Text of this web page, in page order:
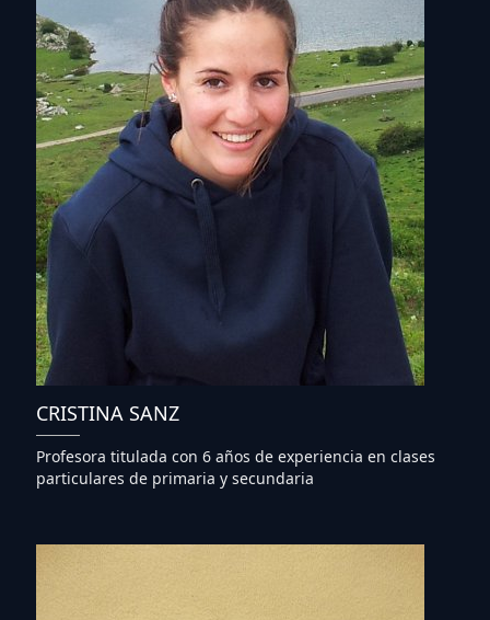
CRISTINA SANZ
Profesora titulada con 6 años de experiencia en clases
particulares de primaria y secundaria